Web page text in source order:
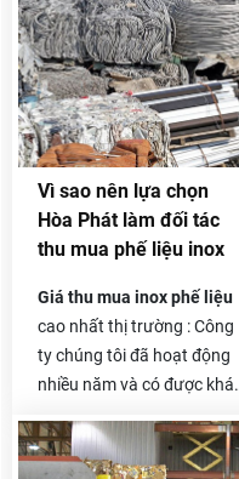
Vì sao nên lựa chọn
Hòa Phát làm đối tác
thu mua phế liệu inox
Giá thu mua inox phế liệu
cao nhất thị trường : Công
ty chúng tôi đã hoạt động
nhiều năm và có được khá
thu mua phế liệu lớn ở cả
trong và ngoài nước. Được